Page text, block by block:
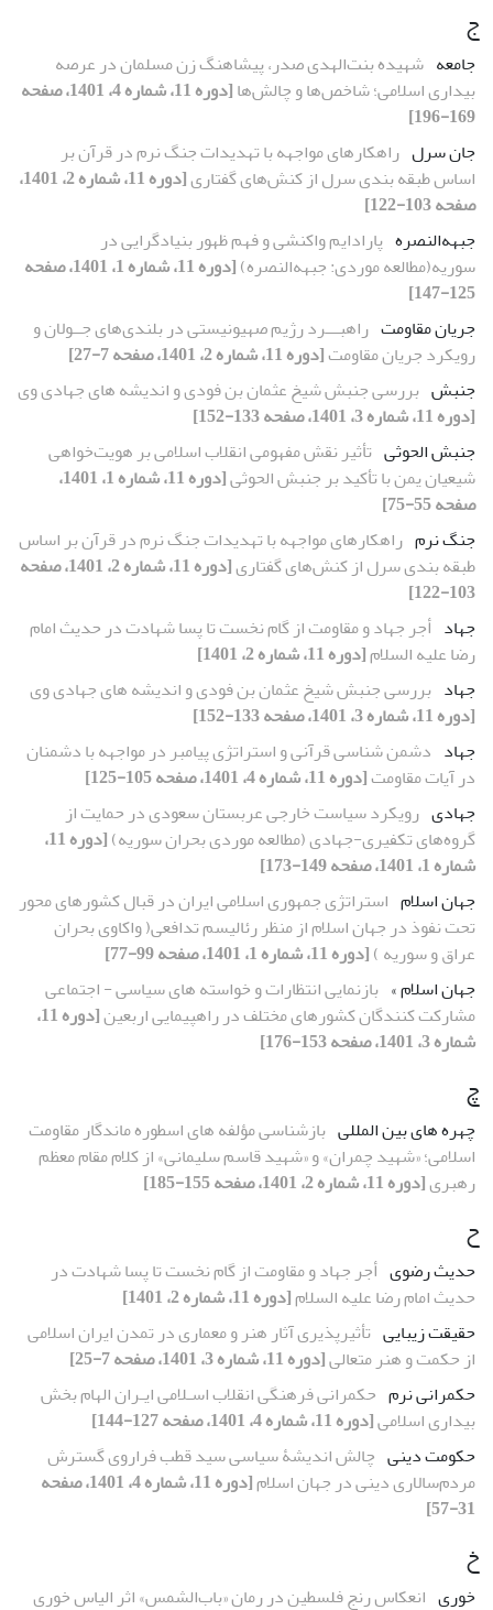
ج
جامعه شهیده بنت‌الهدی صدر، پیشاهنگ زن مسلمان در عرصه
بیداری اسلامی؛ شاخص‌ها و چالش‌ها
[دوره 11، شماره 4، 1401، صفحه
169-196]
جان سرل راهکارهای مواجهه با تهدیدات جنگ نرم در قرآن بر
اساس طبقه بندی سرل از کنش‌های گفتاری
[دوره 11، شماره 2، 1401،
صفحه 103-122]
جبهه‌النصره پارادایم واکنشی و فهم ظهور بنیاد‌گرایی در
سوریه(مطالعه موردی: جبهه‌النصره)
[دوره 11، شماره 1، 1401، صفحه
125-147]
جریان مقاومت راهبـــرد رژیم صهیونیستی در بلندی‌های جــولان و
رویکرد جریان مقاومت[دوره 11، شماره 2، 1401، صفحه 7-27]
جنبش بررسی جنبش شیخ عثمان بن فودی و اندیشه های جهادی وی
[دوره 11، شماره 3، 1401، صفحه 133-152]
جنبش الحوثی تأثیر نقش مفهومی انقلاب اسلامی بر هویت‌خواهی
شیعیان یمن با تأکید بر جنبش الحوثی
[دوره 11، شماره 1، 1401،
صفحه 55-75]
جنگ نرم راهکارهای مواجهه با تهدیدات جنگ نرم در قرآن بر اساس
طبقه بندی سرل از کنش‌های گفتاری
[دوره 11، شماره 2، 1401، صفحه
103-122]
جهاد أجر جهاد و مقاومت از گام نخست تا پسا شهادت در حدیث امام
رضا علیه السلام[دوره 11، شماره 2، 1401]
جهاد بررسی جنبش شیخ عثمان بن فودی و اندیشه های جهادی وی
[دوره 11، شماره 3، 1401، صفحه 133-152]
جهاد دشمن شناسی قرآنی و استراتژی پیامبر در مواجهه با دشمنان
در آیات مقاومت[دوره 11، شماره 4، 1401، صفحه 105-125]
جهادی رویکرد سیاست خارجی عربستان سعودی در حمایت از
گروه‌های تکفیری-جهادی (مطالعه موردی بحران سوریه)
[دوره 11،
شماره 1، 1401، صفحه 149-173]
جهان اسلام استراتژی جمهوری اسلامی ایران در قبال کشورهای محور
تحت نفوذ در جهان اسلام از منظر رئالیسم تدافعی( واکاوی بحران
عراق و سوریه )[دوره 11، شماره 1، 1401، صفحه 99-77]
جهان اسلام » بازنمایی انتظارات و خواسته‏ های سیاسی - اجتماعی
مشارکت کنندگان کشورهای مختلف در راهپیمایی اربعین
[دوره 11،
شماره 3، 1401، صفحه 153-176]
چ
چهره های بین المللی بازشناسی مؤلفه های اسطوره ماندگار مقاومت
اسلامی؛ «شهید چمران» و «شهید قاسم سلیمانی» از کلام مقام معظم
رهبری[دوره 11، شماره 2، 1401، صفحه 155-185]
ح
حدیث رضوی أجر جهاد و مقاومت از گام نخست تا پسا شهادت در
حدیث امام رضا علیه السلام[دوره 11، شماره 2، 1401]
حقیقت زیبایی تأثیرپذیری آثار هنر و معماری در تمدن ایران اسلامی
از حکمت و هنر متعالی[دوره 11، شماره 3، 1401، صفحه 7-25]
حکمرانی نرم حکمرانی فرهنگی انقلاب اسـلامی ایـران الهام بخش
بیداری اسلامی[دوره 11، شماره 4، 1401، صفحه 127-144]
حکومت دینی چالش اندیشۀ سیاسی سید قطب فراروی گسترش
مردم‌سالاری دینی در جهان اسلام
[دوره 11، شماره 4، 1401، صفحه
31-57]
خ
خوری انعکاس رنج فلسطین در رمان «باب‌الشمس» اثر الیاس خوری